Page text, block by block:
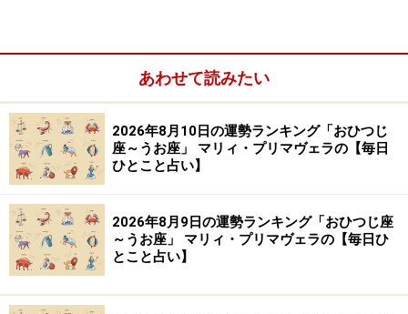
やぎ座（12月22日～1月19日生まれ）
みずがめ座（1月20日～2月18日生まれ）
うお座（2月19日～3月20日生まれ）
おひつじ座（3月21日～4月19日生まれ）
あわせて読みたい
2026年8月10日の運勢ランキング「おひつじ
座～うお座」 マリィ・プリマヴェラの【毎日
ひとこと占い】
2026年8月9日の運勢ランキング「おひつじ座
～うお座」 マリィ・プリマヴェラの【毎日ひ
とこと占い】